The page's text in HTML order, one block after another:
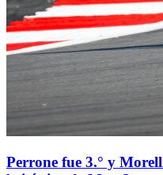
Perrone fue 3.° y